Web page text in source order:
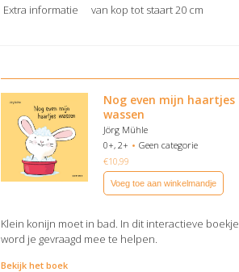
Extra informatie
van kop tot staart 20 cm
Nog even mijn haartjes
wassen
Jörg Mühle
0+, 2+
Geen categorie
€10,99
Voeg toe aan winkelmandje
Klein konijn moet in bad. In dit interactieve boekje
word je gevraagd mee te helpen.
Bekijk het boek